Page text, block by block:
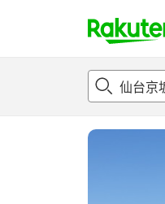
t
p
a
概况 客房及住